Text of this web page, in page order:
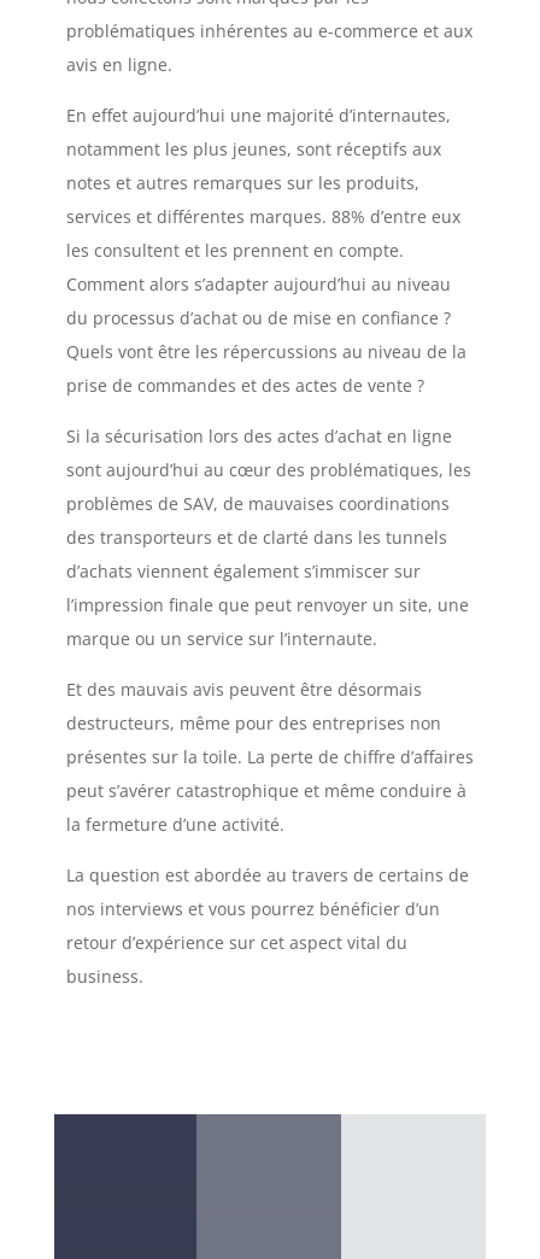
problématiques inhérentes au e-commerce et aux
avis en ligne.
En effet aujourd’hui une majorité d’internautes,
notamment les plus jeunes, sont réceptifs aux
notes et autres remarques sur les produits,
services et différentes marques. 88% d’entre eux
les consultent et les prennent en compte.
Comment alors s’adapter aujourd’hui au niveau
du processus d’achat ou de mise en confiance ?
Quels vont être les répercussions au niveau de la
prise de commandes et des actes de vente ?
Si la sécurisation lors des actes d’achat en ligne
sont aujourd’hui au cœur des problématiques, les
problèmes de SAV, de mauvaises coordinations
des transporteurs et de clarté dans les tunnels
d’achats viennent également s’immiscer sur
l’impression finale que peut renvoyer un site, une
marque ou un service sur l’internaute.
Et des mauvais avis peuvent être désormais
destructeurs, même pour des entreprises non
présentes sur la toile. La perte de chiffre d’affaires
peut s’avérer catastrophique et même conduire à
la fermeture d’une activité.
La question est abordée au travers de certains de
nos interviews et vous pourrez bénéficier d’un
retour d’expérience sur cet aspect vital du
business.